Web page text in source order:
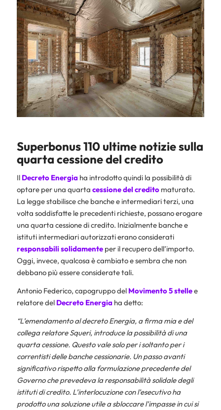
Superbonus 110 ultime notizie sulla
quarta cessione del credito
Il Decreto Energia ha introdotto quindi la possibilità di
optare per una quarta cessione del creditomaturato.
La legge stabilisce che banche e intermediari terzi, una
volta soddisfatte le precedenti richieste, possano erogare
una quarta cessione di credito. Inizialmente banche e
istituti intermediari autorizzati erano considerati
responsabili solidamenteper il recupero dell’importo.
Oggi, invece, qualcosa è cambiato e sembra che non
debbano più essere considerate tali.
Antonio Federico, capogruppo del Movimento 5 stellee
relatore del Decreto Energiaha detto:
“L’emendamento al decreto Energia, a firma mia e del
collega relatore Squeri, introduce la possibilità di una
quarta cessione. Questo vale solo per i soltanto per i
correntisti delle banche cessionarie. Un passo avanti
significativo rispetto alla formulazione precedente del
Governo che prevedeva la responsabilità solidale degli
istituti di credito. L’interlocuzione con l’esecutivo ha
prodotto una soluzione utile a sbloccare l’impasse in cui si